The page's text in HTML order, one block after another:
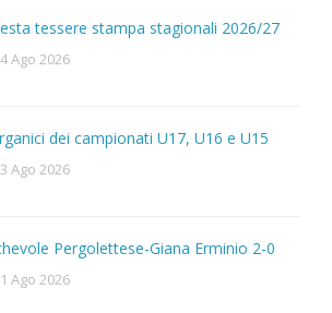
tessere stampa stagionali 2026/27
Ago 2026
dei campionati U17, U16 e U15
Ago 2026
Pergolettese-Giana Erminio 2-0
Ago 2026